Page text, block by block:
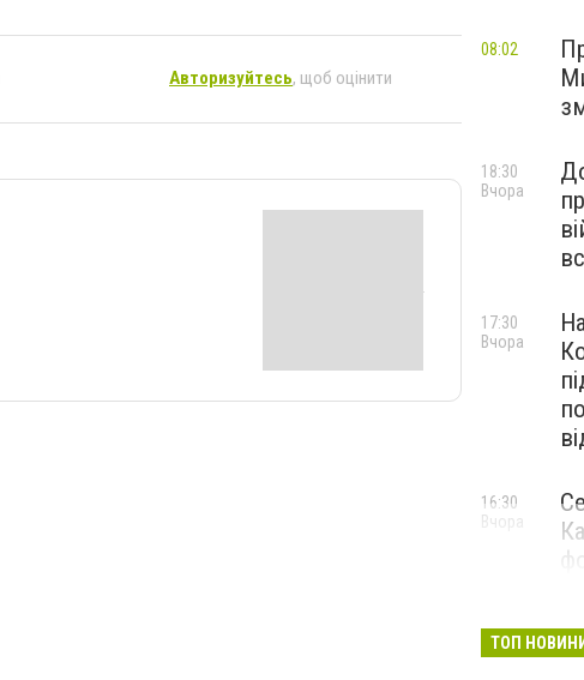
Авторизуйтесь, щоб оцінити
08:02
18:30
Вчора
17:30
Вчора
16:30
Вчора
ТОП НОВИНИ